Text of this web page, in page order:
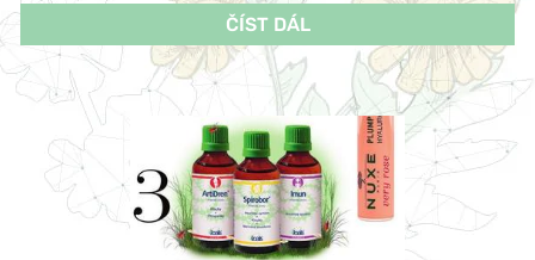
ČÍST DÁL